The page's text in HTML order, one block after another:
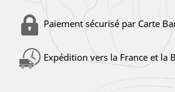
Paiement sécurisé par Carte
Expédition vers la France et la